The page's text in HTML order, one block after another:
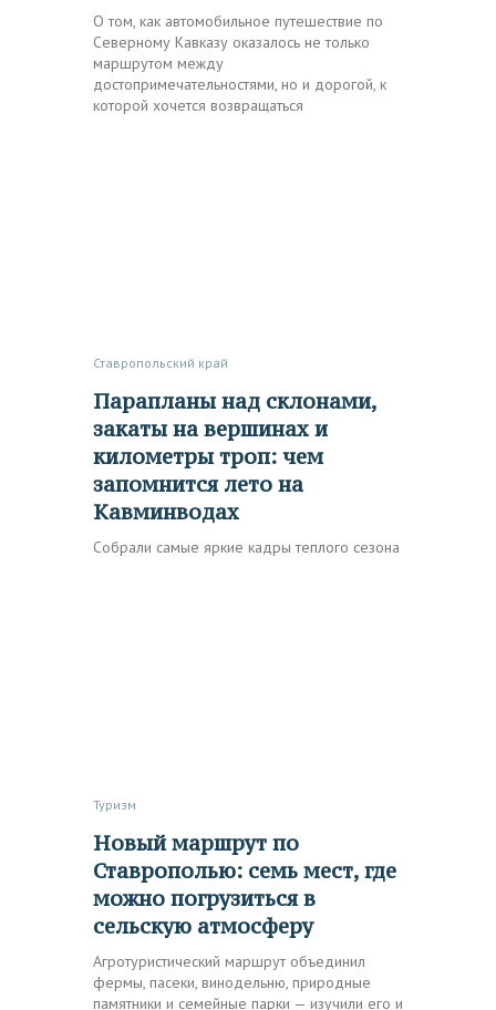
О том, как автомобильное путешествие по
Северному Кавказу оказалось не только
маршрутом между
достопримечательностями, но и дорогой, к
которой хочется возвращаться
Ставропольский край
Парапланы над склонами,
закаты на вершинах и
километры троп: чем
запомнится лето на
Кавминводах
Собрали самые яркие кадры теплого сезона
Туризм
Новый маршрут по
Ставрополью: семь мест, где
можно погрузиться в
сельскую атмосферу
Агротуристический маршрут объединил
фермы, пасеки, винодельню, природные
памятники и семейные парки — изучили его и